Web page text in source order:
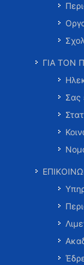
ΓΙΑ ΤΟΝ
Σας